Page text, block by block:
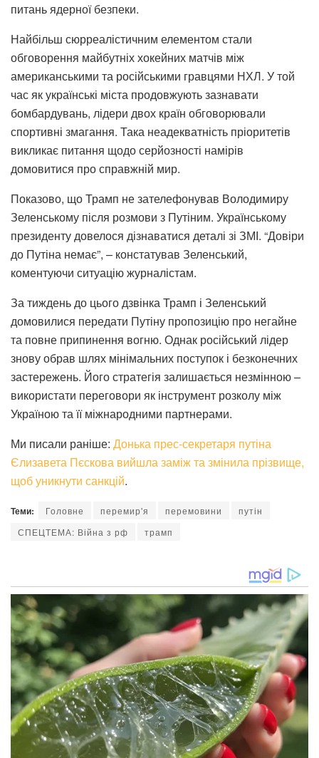
питань ядерної безпеки.
Найбільш сюрреалістичним елементом стали
обговорення майбутніх хокейних матчів між
американськими та російськими гравцями НХЛ. У той
час як українські міста продовжують зазнавати
бомбардувань, лідери двох країн обговорювали
спортивні змагання. Така неадекватність пріоритетів
викликає питання щодо серйозності намірів
домовитися про справжній мир.
Показово, що Трамп не зателефонував Володимиру
Зеленському після розмови з Путіним. Українському
президенту довелося дізнаватися деталі зі ЗМІ. “Довіри
до Путіна немає”, – констатував Зеленський,
коментуючи ситуацію журналістам.
За тиждень до цього дзвінка Трамп і Зеленський
домовилися передати Путіну пропозицію про негайне
та повне припинення вогню. Однак російський лідер
знову обрав шлях мінімальних поступок і безконечних
застережень. Його стратегія залишається незмінною –
використати переговори як інструмент розколу між
Україною та її міжнародними партнерами.
Ми писали раніше: Донька прес-секретаря путіна
Єлизавета Пєскова вийшла заміж та змінила прізвище,
щоб уникнути санкцій.
Теми: Головне перемир'я перемовини
путін
СПЕЦТЕМА: Війна з рф
трамп